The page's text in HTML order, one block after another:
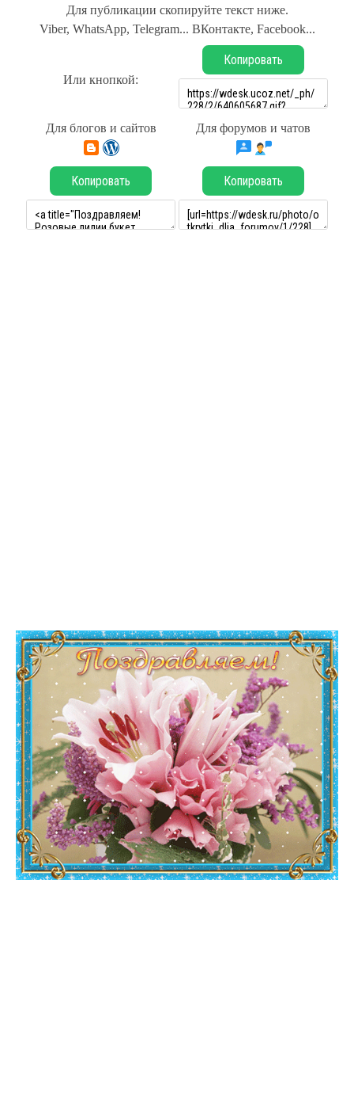
Для публикации скопируйте текст ниже.
Viber, WhatsApp, Telegram... ВКонтакте, Facebook...
Или кнопкой:
Копировать
Для блогов и сайтов Для форумов и чатов
Копировать Копировать